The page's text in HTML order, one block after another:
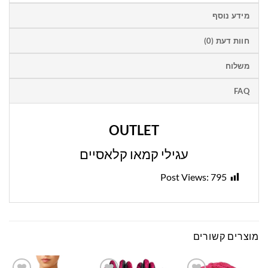
מידע נוסף
חוות דעת (0)
משלוח
FAQ
OUTLET
עגילי קמאו קלאסיים
Post Views: 795
מוצרים קשורים